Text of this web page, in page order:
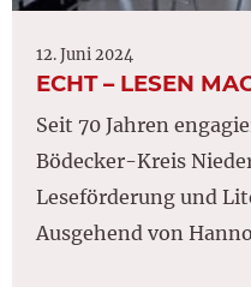
12. Juni 2024
ECHT – LESEN
Seit 70 Jahren
Bödecker-Kreis
Leseförderung und
Ausgehend von